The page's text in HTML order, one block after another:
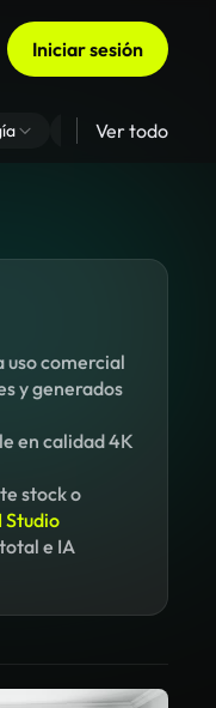
Iniciar sesión
Zoom De Fondo
Ver todo
uso comercial
y generados
en calidad 4K
stock o
Studio
e IA